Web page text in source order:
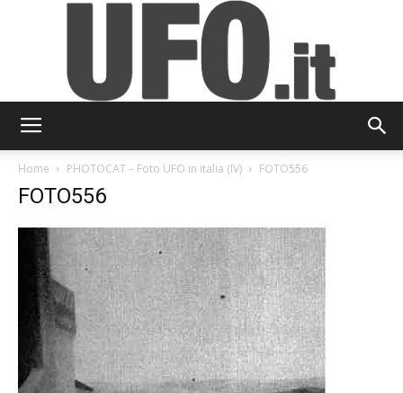
Home PHOTOCAT – Foto UFO in italia (IV) FOTO556
FOTO556